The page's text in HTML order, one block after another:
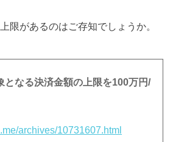
限があるのはご存知でしょうか。
となる決済金額の上限を100万円/
archives/10731607.html